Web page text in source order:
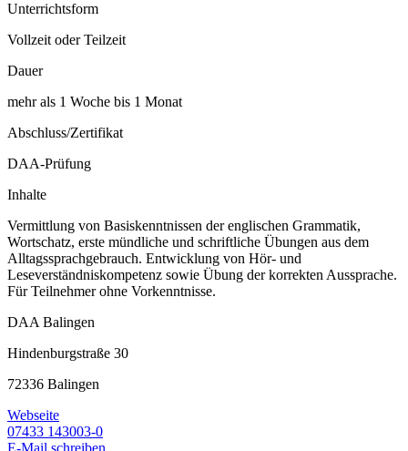
Unterrichtsform
Vollzeit oder Teilzeit
Dauer
mehr als 1 Woche bis 1 Monat
Abschluss/Zertifikat
DAA-Prüfung
Inhalte
Vermittlung von Basiskenntnissen der englischen Grammatik,
Wortschatz, erste mündliche und schriftliche Übungen aus dem
Alltagssprachgebrauch. Entwicklung von Hör- und
Leseverständniskompetenz sowie Übung der korrekten Aussprache.
Für Teilnehmer ohne Vorkenntnisse.
DAA Balingen
Hindenburgstraße 30
72336 Balingen
Webseite
07433 143003-0